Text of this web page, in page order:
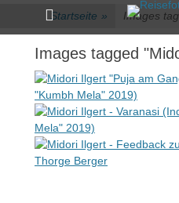
zum
Inhalt
Primärmenü
Startseite » Images
Images tagged